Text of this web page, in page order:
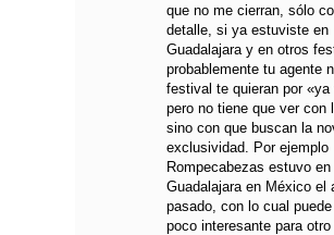
que no me cierran, sólo
detalle, si ya estuviste en
Guadalajara y en otros
probablemente tu agente
festival te quieran por «ya
pero no tiene que ver con
sino con que buscan la
exclusividad. Por ejemplo
Rompecabezas estuvo en
Guadalajara en México el
pasado, con lo cual
poco interesante para